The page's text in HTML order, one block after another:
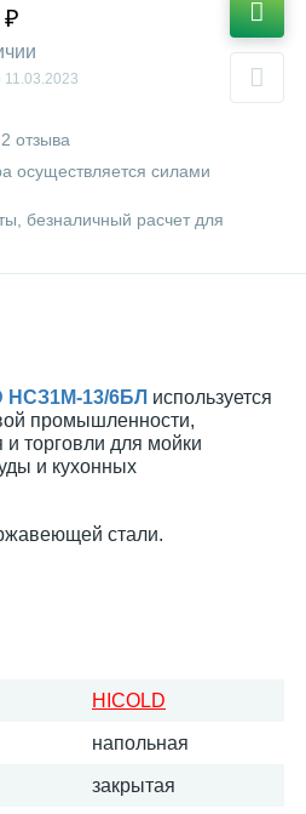
2 отзыва
осуществляется силами
безналичный расчет для
₽
11.03.2023
НСЗ1М-13/6БЛ используется
промышленности,
торговли для мойки
и кухонных
стали.
HICOLD
напольная
закрытая